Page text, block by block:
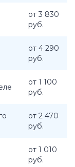
от 3 830
руб.
от 4 290
руб.
от 1 100
руб.
от 2 470
руб.
от 1 010
руб.